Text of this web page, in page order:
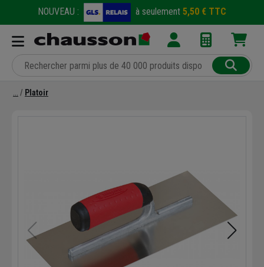
NOUVEAU : à seulement 5,50 € TTC
Platoir